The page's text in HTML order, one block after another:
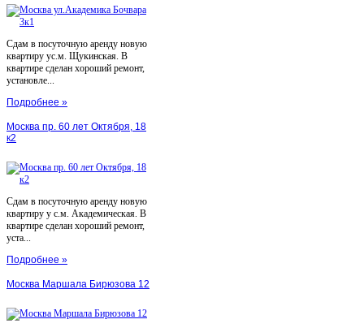
Сдам в посуточную аренду новую
квартиру ус.м. Щукинская. В
квартире сделан хороший ремонт,
установле...
Подробнее »
Москва пр. 60 лет Октября, 18
к2
Сдам в посуточную аренду новую
квартиру у с.м. Академическая. В
квартире сделан хороший ремонт,
уста...
Подробнее »
Москва Маршала Бирюзова 12